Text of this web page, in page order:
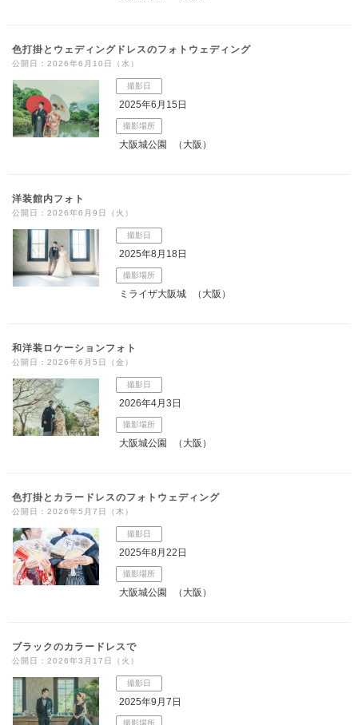
色打掛とウェディングドレスのフォトウェディング
公開日：2026年6月10日（水）
撮影日
2025年6月15日
撮影場所
大阪城公園 （大阪）
洋装館内フォト
公開日：2026年6月9日（火）
撮影日
2025年8月18日
撮影場所
ミライザ大阪城 （大阪）
和洋装ロケーションフォト
公開日：2026年6月5日（金）
撮影日
2026年4月3日
撮影場所
大阪城公園 （大阪）
色打掛とカラードレスのフォトウェディング
公開日：2026年5月7日（木）
撮影日
2025年8月22日
撮影場所
大阪城公園 （大阪）
ブラックのカラードレスで
公開日：2026年3月17日（火）
撮影日
2025年9月7日
撮影場所